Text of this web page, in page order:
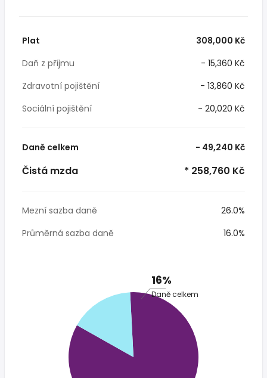
Plat
308,000 Kč
Daň z příjmu
- 15,360 Kč
Zdravotní pojištění
- 13,860 Kč
Sociální pojištění
- 20,020 Kč
Daně celkem - 49,240 Kč
Čistá mzda * 258,760 Kč
Mezní sazba daně
26.0%
Průměrná sazba daně
16.0%
16%
Daně celkem